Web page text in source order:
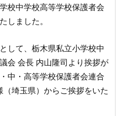
校中学校高等学校保護者会
ました。
して、栃木県私立小学校中
会 会長 内山隆司より挨拶が
中・高等学校保護者会連合
埼玉県）からご挨拶をいた